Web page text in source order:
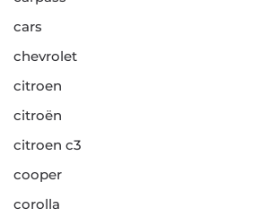
cars
chevrolet
citroen
citroën
citroen c3
cooper
corolla